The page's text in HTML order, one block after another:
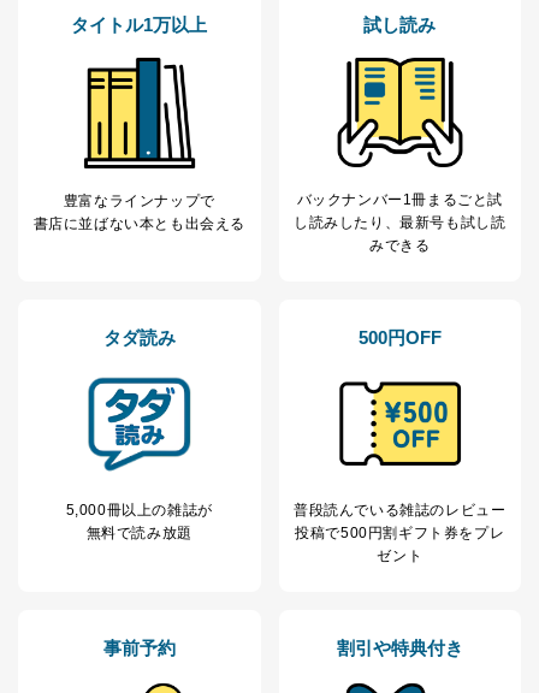
当社の定期購読サ
の方の個人情報
ス、キャンペーン等の広告の案内
個人が特定できない形で取得した
閲覧履歴や購買履歴等の情報を分
析して、趣味・嗜好に
応じた新商品・サービスに関する
2
当社にお問合わせ
いただいた方の個
人情報
お問い合わせ対応、トラブル対
処、オペレーター教育など応対品
質向上のため
Aサービス利用者
カスタマーQ＆Aサイトの投稿内容
ス、キャンペーン等の広告に関す
採用応募者の方の
個人情報
採用選考、ご連絡のため
当社の従業者の個
パートナー（提携
企業）からの委託
個人情報
購入商品配送のため
提携企業及びお客様がご購入され
た商品の発売元企業からのｅメー
に関するご案内のため
当社のサービス利用状況の把握お
よびその分析のため
タイトル1万以上
豊富なラインナップで
書店に並ばない本とも出会える
試し読み
バックナンバー1冊まるごと試
し読み したり、最新号も試し読
みできる
タダ読み
5,000冊以上の雑誌が
無料で読み放題
500円OFF
普段読んでいる雑誌のレビュー
投稿で500円割ギフト券をプレ
ゼント
事前予約 割引や特典付き